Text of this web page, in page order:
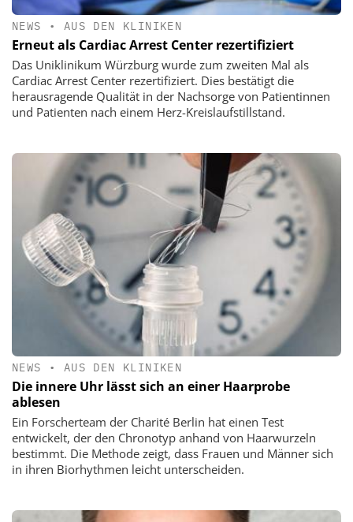
NEWS • AUS DEN KLINIKEN
Erneut als Cardiac Arrest Center rezertifiziert
Das Uniklinikum Würzburg wurde zum zweiten Mal als
Cardiac Arrest Center rezertifiziert. Dies bestätigt die
herausragende Qualität in der Nachsorge von Patientinnen
und Patienten nach einem Herz-Kreislaufstillstand.
NEWS • AUS DEN KLINIKEN
Die innere Uhr lässt sich an einer Haarprobe
ablesen
Ein Forscherteam der Charité Berlin hat einen Test
entwickelt, der den Chronotyp anhand von Haarwurzeln
bestimmt. Die Methode zeigt, dass Frauen und Männer sich
in ihren Biorhythmen leicht unterscheiden.